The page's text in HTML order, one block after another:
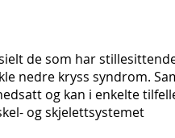
de som har
nedre kryss syndrom.
og kan i enkelte
og skjelettsystemet